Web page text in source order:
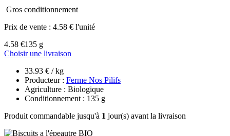
Gros conditionnement
Prix de vente : 4.58 € l'unité
4.58 €135 g
Choisir une livraison
33.93 € / kg
Producteur : Ferme Nos Pilifs
Agriculture : Biologique
Conditionnement : 135 g
Produit commandable jusqu'à 1 jour(s) avant la livraison